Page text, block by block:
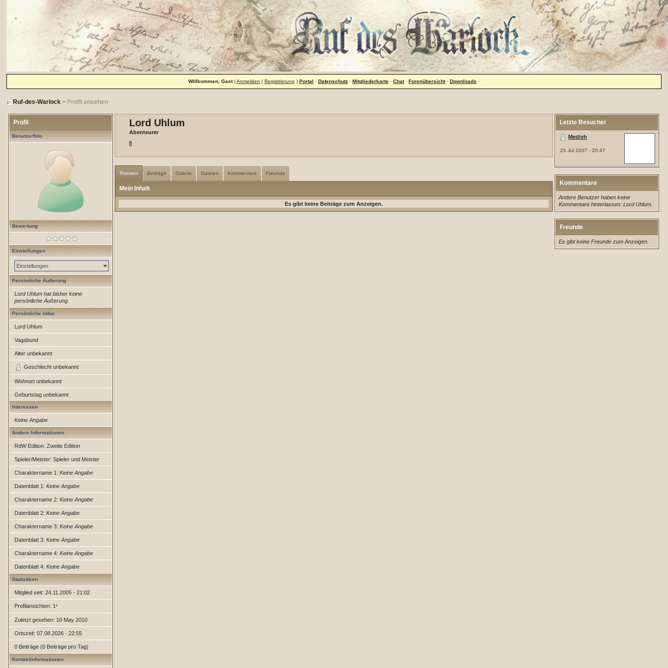
Willkommen, Gast(Anmelden | Registrierung ) Portal · Datenschutz· Mitgliederkarte· Chat· Forenübersicht· Downloads ·
Ruf-des-Warlock > Profil ansehen
Profil
Benutzerfoto
Bewertung
Einstellungen
Einstellungen
Persönliche Äußerung
Lord Uhlum hat bisher keine
persönliche Äußerung.
Persönliche Infos
Lord Uhlum
Vagabund
Alter unbekannt
Geschlecht unbekannt
Wohnort unbekannt
Geburtstag unbekannt
Interessen
Keine Angabe
Andere Informationen
RdW Edition: Zweite Edition
Spieler/Meister: Spieler und Meister
Charaktername 1:Keine Angabe
Datenblatt 1:Keine Angabe
Charaktername 2:Keine Angabe
Datenblatt 2:Keine Angabe
Charaktername 3:Keine Angabe
Datenblatt 3:Keine Angabe
Charaktername 4:Keine Angabe
Datenblatt 4:Keine Angabe
Statistiken
Mitglied seit: 24.11.2005 - 21:02
Profilansichten: 1*
Zuletzt gesehen: 10 May 2010
Ortszeit: 07.08.2026 - 22:55
0 Beiträge (0 Beiträge pro Tag)
Kontaktinformationen
Lord Uhlum
Abenteurer
Themen Beiträge Galerie Dateien Kommentare Freunde
Mein Inhalt
Es gibt keine Beiträge zum Anzeigen.
Letzte Besucher
Medivh
25 Jul 2007 - 20:47
Kommentare
Andere Benutzer haben keine
Kommentare hinterlassen: Lord Uhlum.
Freunde
Es gibt keine Freunde zum Anzeigen.